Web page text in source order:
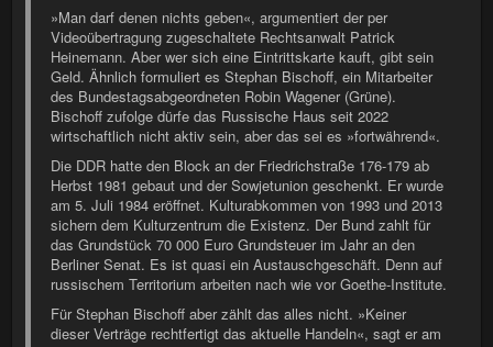
»Man darf denen nichts geben«, argumentiert der per
Videoübertragung zugeschaltete Rechtsanwalt Patrick
Heinemann. Aber wer sich eine Eintrittskarte kauft, gibt sein
Geld. Ähnlich formuliert es Stephan Bischoff, ein Mitarbeiter
des Bundestagsabgeordneten Robin Wagener (Grüne).
Bischoff zufolge dürfe das Russische Haus seit 2022
wirtschaftlich nicht aktiv sein, aber das sei es »fortwährend«.
Die DDR hatte den Block an der Friedrichstraße 176-179 ab
Herbst 1981 gebaut und der Sowjetunion geschenkt. Er wurde
am 5. Juli 1984 eröffnet. Kulturabkommen von 1993 und 2013
sichern dem Kulturzentrum die Existenz. Der Bund zahlt für
das Grundstück 70 000 Euro Grundsteuer im Jahr an den
Berliner Senat. Es ist quasi ein Austauschgeschäft. Denn auf
russischem Territorium arbeiten nach wie vor Goethe-Institute.
Für Stephan Bischoff aber zählt das alles nicht. »Keiner
dieser Verträge rechtfertigt das aktuelle Handeln«, sagt er am